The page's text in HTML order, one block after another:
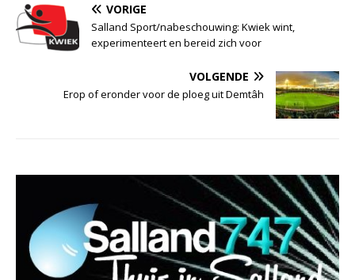
VORIGE
Salland Sport/nabeschouwing: Kwiek wint,
experimenteert en bereid zich voor
VOLGENDE
Erop of eronder voor de ploeg uit Demtâh